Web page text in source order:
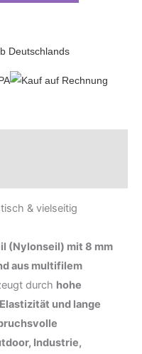
Deutschlands
& vielseitig
(Nylonseil) mit 8 mm
aus multifilem
durch hohe
und lange
Industrie,